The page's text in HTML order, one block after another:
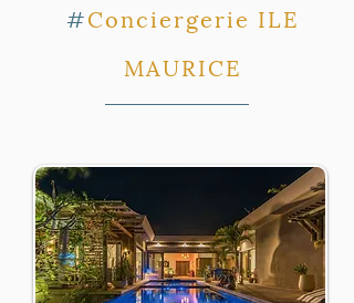
#Conciergerie ILE
MAURICE